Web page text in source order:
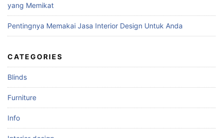
yang Memikat
Pentingnya Memakai Jasa Interior Design Untuk Anda
CATEGORIES
Blinds
Furniture
Info